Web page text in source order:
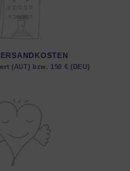
(AUT) bzw. 150 € (DEU)